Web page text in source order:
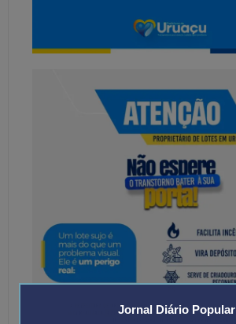
Jornal Diário Popular